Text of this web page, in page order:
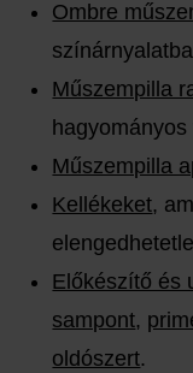
Ombre
Műszempilla
Műszempilla
Kellékeket,
Előkészítő és
sampont,
oldószert.